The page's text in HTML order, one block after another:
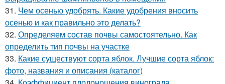
31. Чем осенью удобрять. Какие удобрения вносить
осенью и как правильно это делать?
32. Определяем состав почвы самостоятельно. Как
определить тип почвы на участке
33. Какие существуют сорта яблок. Лучшие сорта яблок:
фото, названия и описания (каталог)